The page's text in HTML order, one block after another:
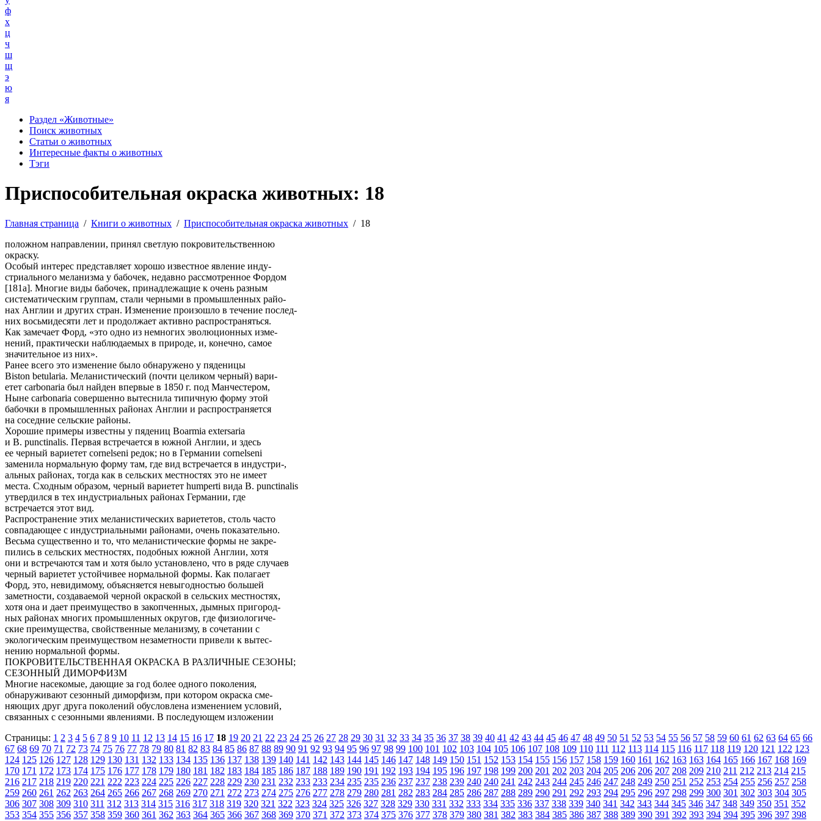
ф
х
ц
ч
ш
щ
э
ю
я
Раздел «Животные»
Поиск животных
Статьи о животных
Интересные факты о животных
Тэги
Приспособительная окраска животных: 18
Главная страница / Книги о животных / Приспособительная окраска животных / 18
положном направлении, принял светлую покровительственною
окраску.
Особый интерес представляет хорошо известное явление инду-
стриального меланизма у бабочек, недавно рассмотренное Фордом
[181а]. Многие виды бабочек, принадлежащие к очень разным
систематическим группам, стали черными в промышленных райо-
нах Англии и других стран. Изменение произошло в течение послед-
них восьмидесяти лет и продолжает активно распространяться.
Как замечает Форд, «это одно из немногих эволюционных изме-
нений, практически наблюдаемых в природе, и, конечно, самое
значительное из них».
Ранее всего это изменение было обнаружено у пяденицы
Biston betularia. Меланистический (почти целиком черный) вари-
етет carbonaria был найден впервые в 1850 г. под Манчестером,
Ныне carbonaria совершенно вытеснила типичную форму этой
бабочки в промышленных районах Англии и распространяется
на соседние сельские районы.
Хорошие примеры известны у пядениц Boarmia extersaria
и В. punctinalis. Первая встречается в южной Англии, и здесь
ее черный вариетет cornelseni редок; но в Германии cornelseni
заменила нормальную форму там, где вид встречается в индустри-,
альных районах, тогда как в сельских местностях это не имеет
места. Сходным образом, черный вариетет humperti вида В. punctinalis
утвердился в тех индустриальных районах Германии, где
встречается этот вид.
Распространение этих меланистических вариететов, столь часто
совпадающее с индустриальными районами, очень показательно.
Весьма существенно и то, что меланистические формы не закре-
пились в сельских местностях, подобных южной Англии, хотя
они и встречаются там и хотя было установлено, что в ряде случаев
черный вариетет устойчивее нормальной формы. Как полагает
Форд, это, невидимому, объясняется невыгодностью большей
заметности, создаваемой черной окраской в сельских местностях,
хотя она и дает преимущество в закопченных, дымных пригород-
ных районах многих промышленных округов, где физиологиче-
ские преимущества, свойственные меланизму, в сочетании с
экологическим преимуществом незаметности привели к вытес-
нению нормальной формы.
ПОКРОВИТЕЛЬСТВЕННАЯ ОКРАСКА В РАЗЛИЧНЫЕ СЕЗОНЫ;
СЕЗОННЫЙ ДИМОРФИЗМ
Многие насекомые, дающие за год более одного поколения,
обнаруживают сезонный диморфизм, при котором окраска сме-
няющих друг друга поколений обусловлена изменением условий,
связанных с сезонными явлениями. В последующем изложении
Страницы: 1 2 3 4 5 6 7 8 9 10 11 12 13 14 15 16 17 18 19 20 21 22 23 24 25 26 27 28 29 30 31 32 33 34 35 36 37 38 39 40 41 42 43 44 45 46 47 48 49 50 51 52 53 54 55 56 57 58 59 60 61 62 63 64 65 66
67 68 69 70 71 72 73 74 75 76 77 78 79 80 81 82 83 84 85 86 87 88 89 90 91 92 93 94 95 96 97 98 99 100 101 102 103 104 105 106 107 108 109 110 111 112 113 114 115 116 117 118 119 120 121 122 123
124 125 126 127 128 129 130 131 132 133 134 135 136 137 138 139 140 141 142 143 144 145 146 147 148 149 150 151 152 153 154 155 156 157 158 159 160 161 162 163 163 164 165 166 167 168 169
170 171 172 173 174 175 176 177 178 179 180 181 182 183 184 185 186 187 188 189 190 191 192 193 194 195 196 197 198 199 200 201 202 203 204 205 206 206 207 208 209 210 211 212 213 214 215
216 217 218 219 220 221 222 223 224 225 226 227 228 229 230 231 232 233 233 234 235 235 236 237 237 238 239 240 240 241 242 243 244 245 246 247 248 249 250 251 252 253 254 255 256 257 258
259 260 261 262 263 264 265 266 267 268 269 270 271 272 273 274 275 276 277 278 279 280 281 282 283 284 285 286 287 288 289 290 291 292 293 294 295 296 297 298 299 300 301 302 303 304 305
306 307 308 309 310 311 312 313 314 315 316 317 318 319 320 321 322 323 324 325 326 327 328 329 330 331 332 333 334 335 336 337 338 339 340 341 342 343 344 345 346 347 348 349 350 351 352
353 354 355 356 357 358 359 360 361 362 363 364 365 366 367 368 369 370 371 372 373 374 375 376 377 378 379 380 381 382 383 384 385 386 387 388 389 390 391 392 393 394 394 395 396 397 398